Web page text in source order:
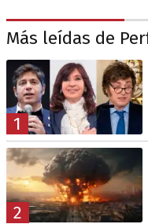
Más leídas de
1
2